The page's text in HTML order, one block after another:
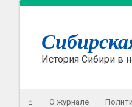
История Сибири в
⌂ О журнале